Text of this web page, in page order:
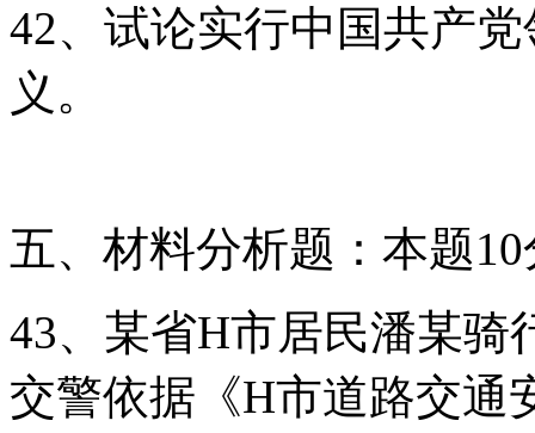
42、试论实行中国共产
义。
五、材料分析题：本题
43、某省H市居民潘某骑
交警依据《H市道路交通